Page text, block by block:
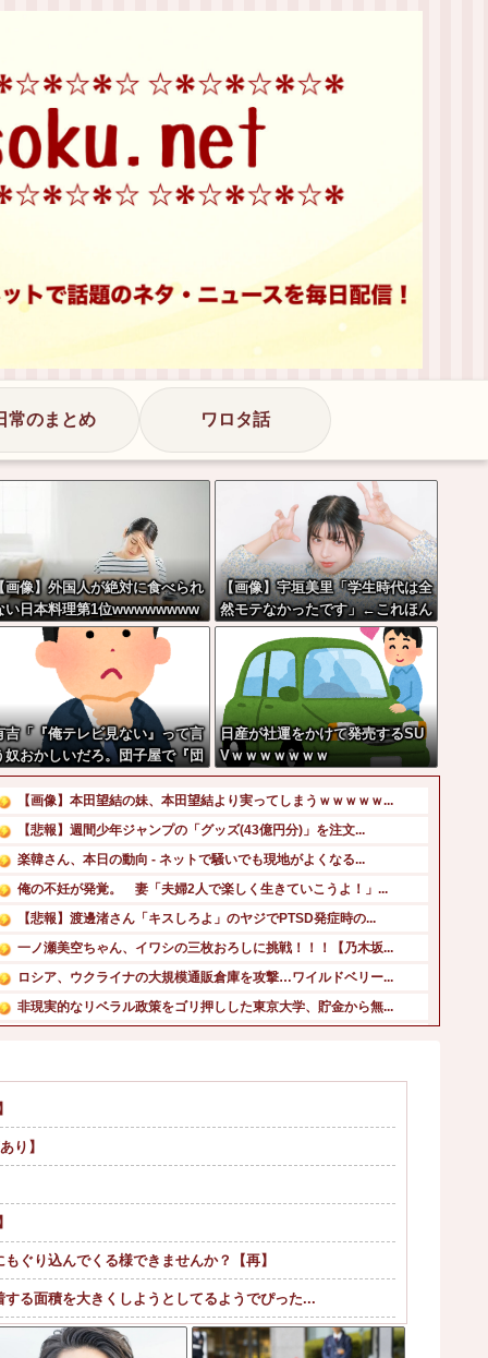
常のまとめ ワロタ話
画像】外国人が絶対に食べられ
い日本料理第1位wwwwwwww
【画像】宇垣美里「学生時代は全
然モテなかったです」←これほん
まかぁ？w w w w w w w w
吉「『俺テレビ見ない』って言
奴おかしいだろ。団子屋で『団
食べない』って言うか？」
日産が社運をかけて発売するSU
Vｗｗｗｗｗｗｗ
【画像】本田望結の妹、本田望結より実ってしまうｗｗｗｗｗ...
【悲報】週間少年ジャンプの「グッズ(43億円分)」を注文...
楽韓さん、本日の動向 - ネットで騒いでも現地がよくなる...
俺の不妊が発覚。 妻「夫婦2人で楽しく生きていこうよ！」...
【悲報】渡邊渚さん「キスしろよ」のヤジでPTSD発症時の...
一ノ瀬美空ちゃん、イワシの三枚おろしに挑戦！！！【乃木坂...
ロシア、ウクライナの大規模通販倉庫を攻撃…ワイルドベリー...
非現実的なリベラル政策をゴリ押しした東京大学、貯金から無...
【速報】影山優佳（25）、『爆弾発言』キタァアアアアアー...
昨季60本塁打・OPS.948の『カル・ローリー』さんの...
り】
ぐり込んでくる様できませんか？【再】
る面積を大きくしようとしてるようでぴった...
まかぁ？w w w w w w w w